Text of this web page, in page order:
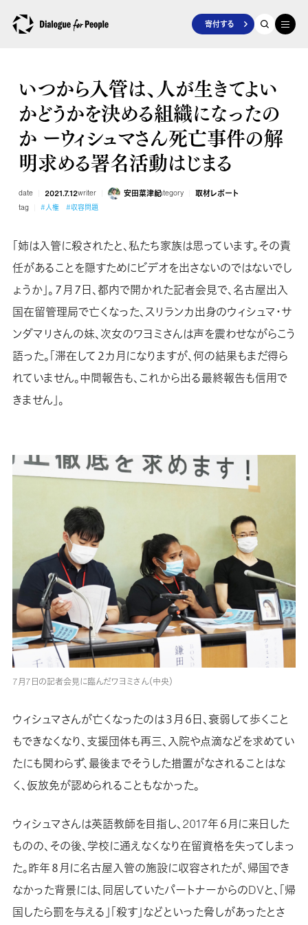
寄付する
いつから入管は、人が生きてよい
かどうかを決める組織になったの
か ーウィシュマさん死亡事件の解
明求める署名活動はじまる
date 2021.7.12writer 安田菜津紀category 取材レポート
tag #人権 #収容問題
「姉は入管に殺されたと、私たち家族は思っています。その責
任があることを隠すためにビデオを出さないのではないでし
ょうか」。７月７日、都内で開かれた記者会見で、名古屋出入
国在留管理局で亡くなった、スリランカ出身のウィシュマ・サ
ンダマリさんの妹、次女のワヨミさんは声を震わせながらこう
語った。「滞在して２カ月になりますが、何の結果もまだ得ら
れていません。中間報告も、これから出る最終報告も信用で
きません」。
7月7日の記者会見に臨んだワヨミさん（中央）
ウィシュマさんが亡くなったのは３月６日、衰弱して歩くこと
もできなくなり、支援団体も再三、入院や点滴などを求めてい
たにも関わらず、最後までそうした措置がなされることはな
く、仮放免が認められることもなかった。
ウィシュマさんは英語教師を目指し、2017年６月に来日した
ものの、その後、学校に通えなくなり在留資格を失ってしまっ
た。昨年８月に名古屋入管の施設に収容されたが、帰国でき
なかった背景には、同居していたパートナーからのDVと、「帰
国したら罰を与える」「殺す」などといった脅しがあったとさ